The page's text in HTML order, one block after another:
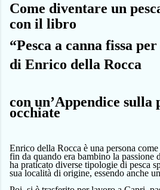
Come diventare un
con il libro
“Pesca a canna fissa
di Enrico della Rocca
con un’Appendice sulla
occhiate
Enrico della Rocca è una persona
fin da quando era bambino la passione
ha praticato diverse tipologie di pesca
sua località di origine, essendo anche